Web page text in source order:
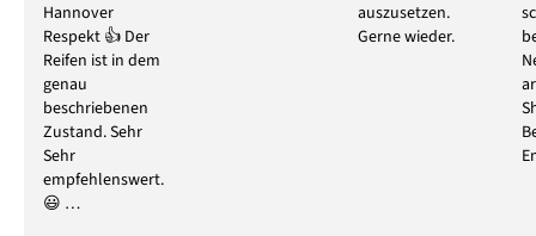
Hannover
Respekt 👍 Der
Reifen ist in dem
genau
beschriebenen
Zustand. Sehr
Sehr
empfehlenswert.
😃 …
auszusetzen.
Gerne wieder.